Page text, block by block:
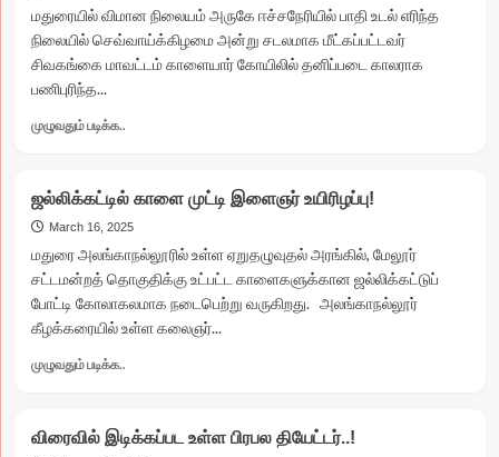
காலமானார்..!
மதுரையில் விமான நிலையம் அருகே ஈச்சநேரியில் பாதி உடல் எரிந்த
நிலையில் செவ்வாய்க்கிழமை அன்று சடலமாக மீட்கப்பட்டவர்
சிவகங்கை மாவட்டம் காளையார் கோயிலில் தனிப்படை காலராக
பணிபுரிந்த...
முழுவதும் படிக்க..
நிலையில்
கிடந்த
இளைஞர்
சடலம்..!
ஜல்லிக்கட்டில் காளை முட்டி இளைஞர் உயிரிழப்பு!
March 16, 2025
மதுரை அலங்காநல்லூரில் உள்ள ஏறுதழுவுதல் அரங்கில், மேலூர்
சட்டமன்றத் தொகுதிக்கு உட்பட்ட காளைகளுக்கான ஜல்லிக்கட்டுப்
போட்டி கோலாகலமாக நடைபெற்று வருகிறது. அலங்காநல்லூர்
கீழக்கரையில் உள்ள கலைஞர்...
முழுவதும் படிக்க..
ஜல்லிக்கட்டில்
காளை
விரைவில் இடிக்கப்பட உள்ள பிரபல தியேட்டர்..!